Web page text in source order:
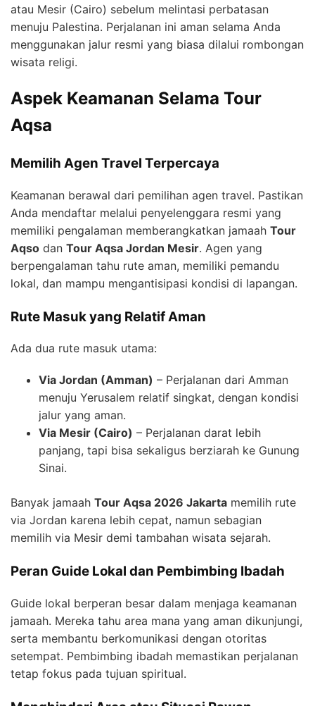
atau Mesir (Cairo) sebelum melintasi perbatasan
menuju Palestina. Perjalanan ini aman selama Anda
menggunakan jalur resmi yang biasa dilalui rombongan
wisata religi.
Aspek Keamanan Selama Tour
Aqsa
Memilih Agen Travel Terpercaya
Keamanan berawal dari pemilihan agen travel. Pastikan
Anda mendaftar melalui penyelenggara resmi yang
memiliki pengalaman memberangkatkan jamaah Tour
Aqso dan Tour Aqsa Jordan Mesir. Agen yang
berpengalaman tahu rute aman, memiliki pemandu
lokal, dan mampu mengantisipasi kondisi di lapangan.
Rute Masuk yang Relatif Aman
Ada dua rute masuk utama:
Via Jordan (Amman) – Perjalanan dari Amman
menuju Yerusalem relatif singkat, dengan kondisi
jalur yang aman.
Via Mesir (Cairo) – Perjalanan darat lebih
panjang, tapi bisa sekaligus berziarah ke Gunung
Sinai.
Banyak jamaah Tour Aqsa 2026 Jakarta memilih rute
via Jordan karena lebih cepat, namun sebagian
memilih via Mesir demi tambahan wisata sejarah.
Peran Guide Lokal dan Pembimbing Ibadah
Guide lokal berperan besar dalam menjaga keamanan
jamaah. Mereka tahu area mana yang aman dikunjungi,
serta membantu berkomunikasi dengan otoritas
setempat. Pembimbing ibadah memastikan perjalanan
tetap fokus pada tujuan spiritual.